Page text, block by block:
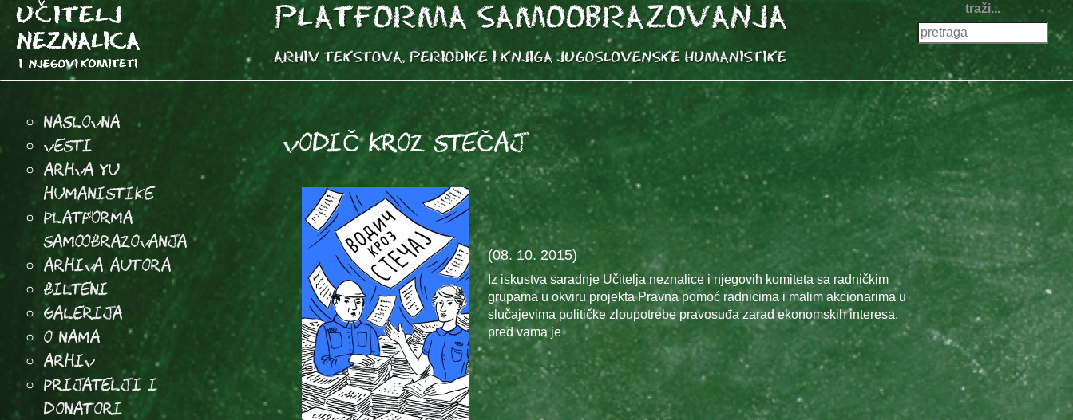
traži...
Naslovna
Vesti
Arhva YU
Humanistike
Platforma
samoobrazovanja
arhiva autora
Bilteni
Galerija
O Nama
Arhiv
Prijatelji i
donatori
VODIČ KROZ STEČAJ
(08. 10. 2015)
Iz iskustva saradnje Učitelja neznalice i njegovih komiteta sa radničkim
grupama u okviru projekta Pravna pomoć radnicima i malim akcionarima u
slučajevima političke zloupotrebe pravosuđa zarad ekonomskih interesa,
pred vama je